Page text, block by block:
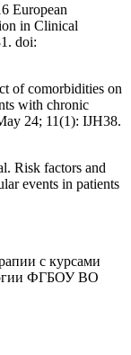
European
in Clinical
doi:
of comorbidities on
with chronic
24; 11(1): IJH38.
Risk factors and
events in patients
с курсами
ФГБОУ ВО